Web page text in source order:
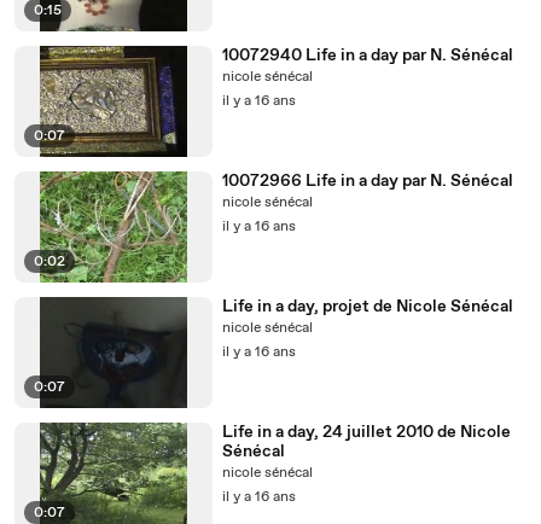
0:15
0:07
10072940 Life in a day par N. Sénécal
nicole sénécal
il y a 16 ans
0:02
10072966 Life in a day par N. Sénécal
nicole sénécal
il y a 16 ans
0:07
Life in a day, projet de Nicole Sénécal
nicole sénécal
il y a 16 ans
0:07
Life in a day, 24 juillet 2010 de Nicole
Sénécal
nicole sénécal
il y a 16 ans